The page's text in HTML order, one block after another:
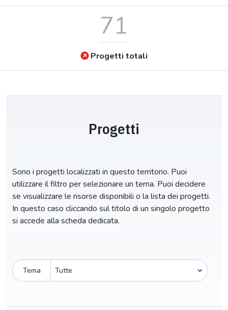
71
Progetti totali
Progetti
Sono i progetti localizzati in questo territorio. Puoi
utilizzare il filtro per selezionare un tema. Puoi decidere
se visualizzare le risorse disponibili o la lista dei progetti.
In questo caso cliccando sul titolo di un singolo progetto
si accede alla scheda dedicata.
Tema